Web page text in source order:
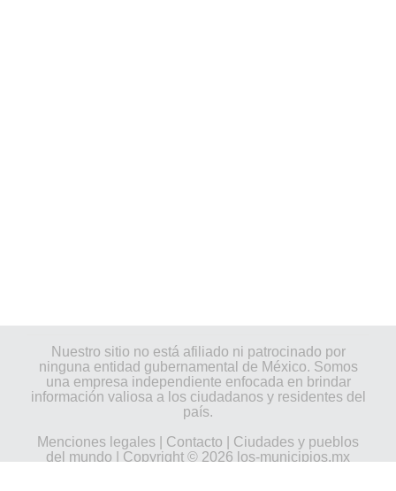
Nuestro sitio no está afiliado ni patrocinado por
ninguna entidad gubernamental de México. Somos
una empresa independiente enfocada en brindar
información valiosa a los ciudadanos y residentes del
país.
Menciones legales
Contacto
Ciudades y pueblos
del mundo | Copyright © 2026 los-municipios.mx